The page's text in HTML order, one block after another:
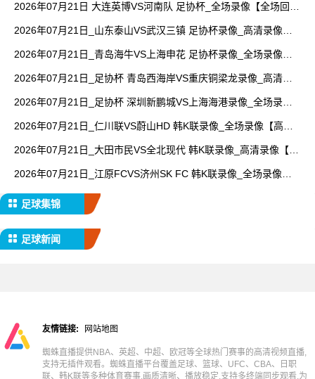
2026年07月21日 大连英博VS河南队 足协杯_全场录像【全场回
2026年07月21日_山东泰山VS武汉三镇 足协杯录像_高清录像
2026年07月21日_青岛海牛VS上海申花 足协杯录像_全场录像
2026年07月21日_足协杯 青岛西海岸VS重庆铜梁龙录像_高清录
2026年07月21日_足协杯 深圳新鹏城VS上海海港录像_全场录像
2026年07月21日_仁川联VS蔚山HD 韩K联录像_全场录像【高清
2026年07月21日_大田市民VS全北现代 韩K联录像_高清录像【全
2026年07月21日_江原FCVS济州SK FC 韩K联录像_全场录像
足球集锦
足球新闻
友情链接: 网站地图
蜘蛛直播提供NBA、英超、中超、欧冠等全球热门赛事的高清视频直播,
支持无插件观看。蜘蛛直播平台覆盖足球、篮球、UFC、CBA、日职
联、韩K联等多种体育赛事,画质清晰、播放稳定,支持多终端同步观看,为